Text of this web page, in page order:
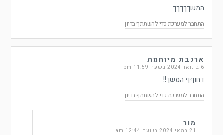
המשךךךךך
התחבר למערכת כדי להשתתף בדיון
ארנבת מיוחמת
6 בינואר 2024 בשעה 11:59 pm
דחוףף המשך!!
התחבר למערכת כדי להשתתף בדיון
מור
21 במאי 2024 בשעה 12:44 am